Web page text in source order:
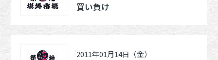
買い負け
2011年01月14日（金）